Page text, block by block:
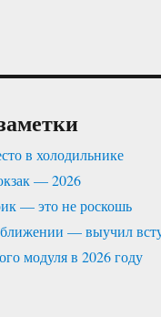
в холодильнике
— 2026
— это не роскошь
— выучил
модуля в 2026 году